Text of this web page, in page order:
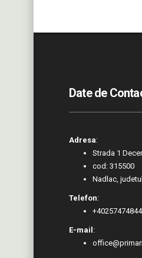
Date de
Adresa:
Strada 1
cod: 315500
Nadlac,
Telefon:
+40257474844
E-mail :